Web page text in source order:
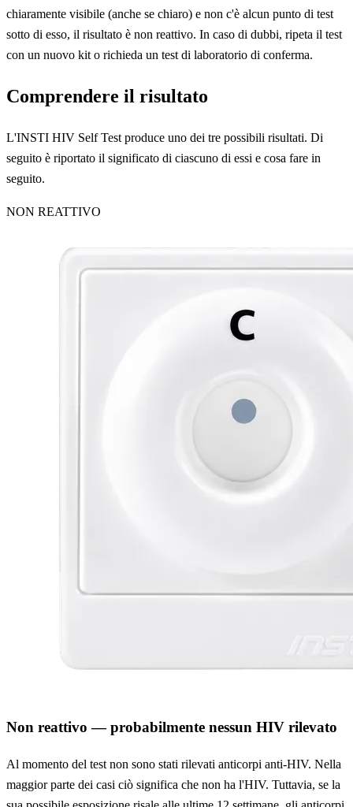
chiaramente visibile (anche se chiaro) e non c'è alcun punto di test
sotto di esso, il risultato è non reattivo. In caso di dubbi, ripeta il test
con un nuovo kit o richieda un test di laboratorio di conferma.
Comprendere il risultato
L'INSTI HIV Self Test produce uno dei tre possibili risultati. Di
seguito è riportato il significato di ciascuno di essi e cosa fare in
seguito.
NON REATTIVO
Non reattivo — probabilmente nessun HIV rilevato
Al momento del test non sono stati rilevati anticorpi anti-HIV. Nella
maggior parte dei casi ciò significa che non ha l'HIV. Tuttavia, se la